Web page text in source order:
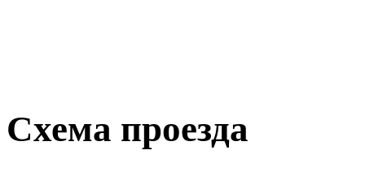
Схема проезда